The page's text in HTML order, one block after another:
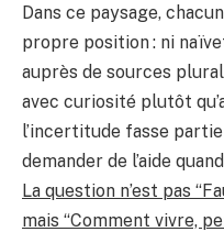
Dans ce paysage,
propre position : ni
auprès de sources
avec curiosité plutôt
l’incertitude fasse
demander de l’aide
La question n’est pas
mais “Comment vivre,